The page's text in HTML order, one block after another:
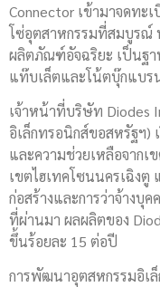
Connector เข้ามาจดทะ
โซ่อุตสาหกรรมที่สมบูรณ์
ผลิตภัณฑ์อัจฉริยะ เป็นฐ
แท๊บเล็ตและโน้ตบุ๊กแบร
เจ้าหน้าที่บริษัท Diodes
อิเล็กทรอนิกส์ขอสหรัฐฯ)
และความช่วยเหลือจากเ
เขตไฮเทคโซนนครเฉิงตู
ก่อสร้างและการว่าจ้างบุ
ที่ผ่านมา ผลผลิตของ
ขึ้นร้อยละ 15 ต่อปี
การพัฒนาอุตสหกรรมอิเ